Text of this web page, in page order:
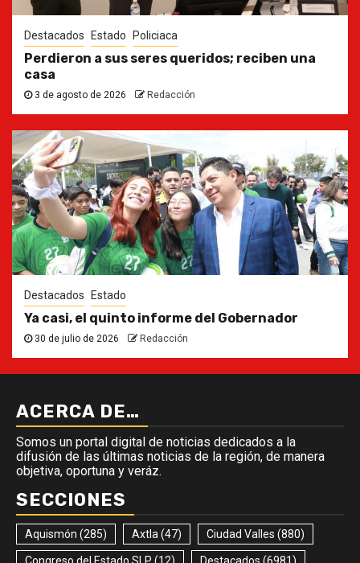
Destacados Estado Policiaca
Perdieron a sus seres queridos; reciben una
casa
3 de agosto de 2026 Redacción
Destacados Estado
Ya casi, el quinto informe del Gobernador
30 de julio de 2026 Redacción
ACERCA DE…
Somos un portal digital de noticias dedicados a la
difusión de las últimas noticias de la región, de manera
objetiva, oportuna y veráz.
SECCIONES
Aquismón (285) Axtla (47) Ciudad Valles (880)